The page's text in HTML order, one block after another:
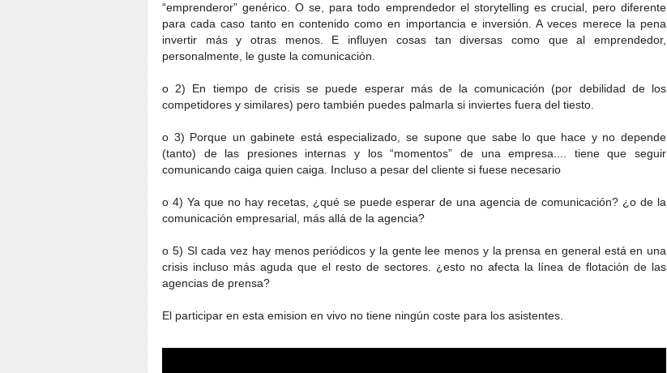
“emprenderor” genérico. O se, para todo emprendedor el storytelling es crucial, pero diferente
para cada caso tanto en contenido como en importancia e inversión. A veces merece la pena
invertir más y otras menos. E influyen cosas tan diversas como que al emprendedor,
personalmente, le guste la comunicación.
o 2) En tiempo de crisis se puede esperar más de la comunicación (por debilidad de los
competidores y similares) pero también puedes palmarla si inviertes fuera del tiesto.
o 3) Porque un gabinete está especializado, se supone que sabe lo que hace y no depende
(tanto) de las presiones internas y los “momentos” de una empresa.... tiene que seguir
comunicando caiga quien caiga. Incluso a pesar del cliente si fuese necesario
o 4) Ya que no hay recetas, ¿qué se puede esperar de una agencia de comunicación? ¿o de la
comunicación empresarial, más allá de la agencia?
o 5) SI cada vez hay menos periódicos y la gente lee menos y la prensa en general está en una
crisis incluso más aguda que el resto de sectores. ¿esto no afecta la línea de flotación de las
agencias de prensa?
El participar en esta emision en vivo no tiene ningún coste para los asistentes.